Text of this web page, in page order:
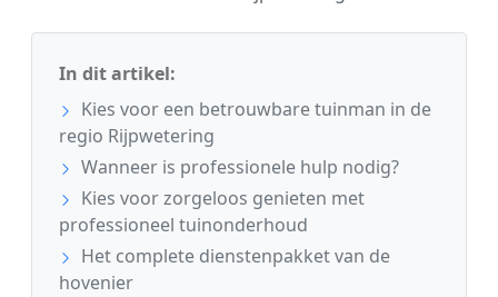
In dit artikel:
Kies voor een betrouwbare tuinman in de
regio Rijpwetering
Wanneer is professionele hulp nodig?
Kies voor zorgeloos genieten met
professioneel tuinonderhoud
Het complete dienstenpakket van de
hovenier